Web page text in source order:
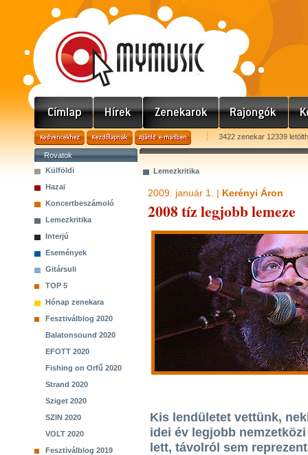
3422 zenekar 12339
Rovatok
Külföldi
Hazai
Koncertbeszámoló
Lemezkritika
Interjú
Események
Gitársuli
TOP 5
Hónap zenekara
Fesztiválblog 2020
Balatonsound 2020
EFOTT 2020
Fishing on Orfű 2020
Strand 2020
Sziget 2020
SZIN 2020
VOLT 2020
Fesztiválblog 2019
Lemezkritika
2009. január 1. | Kerényi Áron
2008 tíz legjobb lemeze
Kis lendületet vettünk,
idei év legjobb
lett, távolról sem